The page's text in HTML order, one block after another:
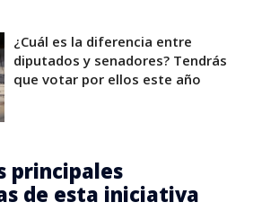
¿Cuál es la diferencia entre
diputados y senadores? Tendrás
que votar por ellos este año
principales
de esta iniciativa